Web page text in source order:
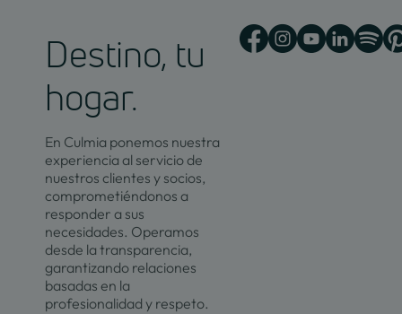
Destino, tu
hogar.
En Culmia ponemos nuestra
experiencia al servicio de
nuestros clientes y socios,
comprometiéndonos a
responder a sus
necesidades. Operamos
desde la transparencia,
garantizando relaciones
basadas en la
profesionalidad y respeto.